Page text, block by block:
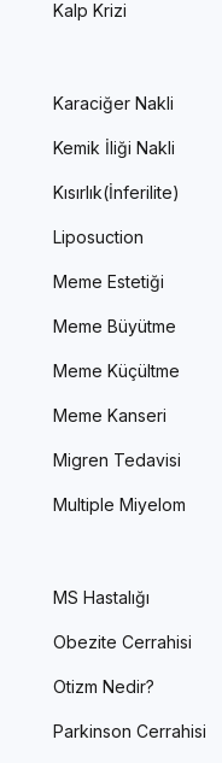
Kalp Krizi
Karaciğer Nakli
Kemik İliği Nakli
Kısırlık(İnferilite)
Liposuction
Meme Estetiği
Meme Büyütme
Meme Küçültme
Meme Kanseri
Migren Tedavisi
Multiple Miyelom
MS Hastalığı
Obezite Cerrahisi
Otizm Nedir?
Parkinson Cerrahisi